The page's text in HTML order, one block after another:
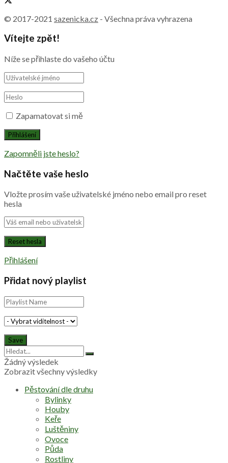
© 2017-2021 sazenicka.cz - Všechna práva vyhrazena
Vítejte zpět!
Níže se přihlaste do vašeho účtu
Zapamatovat si mě
Zapomněli jste heslo?
Načtěte vaše heslo
Vložte prosím vaše uživatelské jméno nebo email pro reset
hesla
Přihlášení
Přidat nový playlist
Žádný výsledek
Zobrazit všechny výsledky
Pěstování dle druhu
Bylinky
Houby
Keře
Luštěniny
Ovoce
Půda
Rostliny